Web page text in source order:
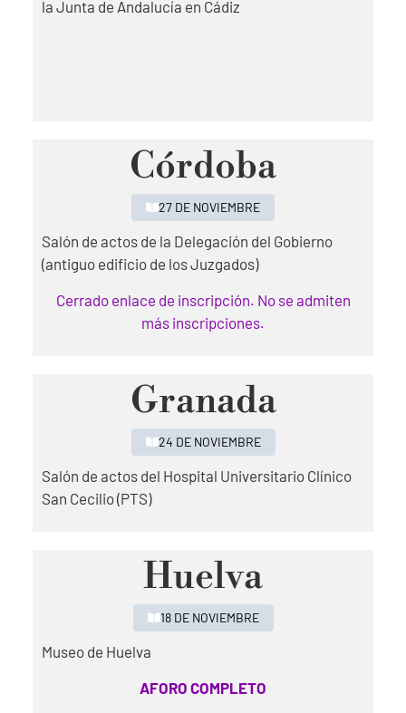
la Junta de Andalucía en Cádiz
Córdoba
27 DE NOVIEMBRE
Salón de actos de la Delegación del Gobierno
(antiguo edificio de los Juzgados)
Cerrado enlace de inscripción. No se admiten
más inscripciones.
Granada
24 DE NOVIEMBRE
Salón de actos del Hospital Universitario Clínico
San Cecilio (PTS)
Huelva
18 DE NOVIEMBRE
Museo de Huelva
AFORO COMPLETO